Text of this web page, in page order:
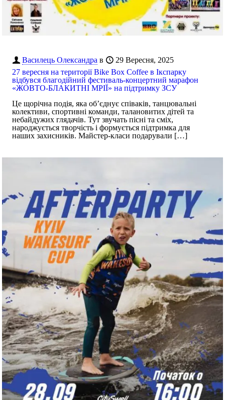
Василець Олександра в
29 Вересня, 2025
27 вересня на території Bike Box Coffee в Ікспарку
відбувся благодійний фестиваль-концертний марафон
«ЖОВТО-БЛАКИТНІ МРІЇ» на підтримку ЗСУ
Це щорічна подія, яка об’єднує співаків, танцювальні
колективи, спортивні команди, талановитих дітей та
небайдужих глядачів. Тут звучать пісні та сміх,
народжується творчість і формується підтримка для
наших захисників. Майстер-класи подарували […]